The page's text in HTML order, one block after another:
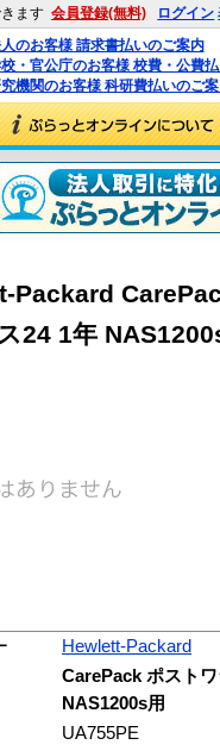
ます 会員登録(無料) ログイン
のお客様 請求書払いのご案内
・官公庁のお客様 校費・公費
機関のお客様 科研費払いのご
Packard
24 1年
Hewlett-Packard
CarePack ポスト
NAS1200s用
UA755PE